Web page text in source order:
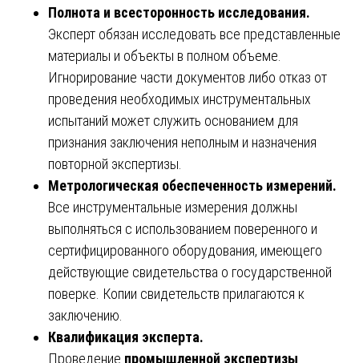
Полнота и всесторонность исследования.
Эксперт обязан исследовать все представленные
материалы и объекты в полном объеме.
Игнорирование части документов либо отказ от
проведения необходимых инструментальных
испытаний может служить основанием для
признания заключения неполным и назначения
повторной экспертизы.
Метрологическая обеспеченность измерений.
Все инструментальные измерения должны
выполняться с использованием поверенного и
сертифицированного оборудования, имеющего
действующие свидетельства о государственной
поверке. Копии свидетельств прилагаются к
заключению.
Квалификация эксперта.
Проведение промышленной экспертизы